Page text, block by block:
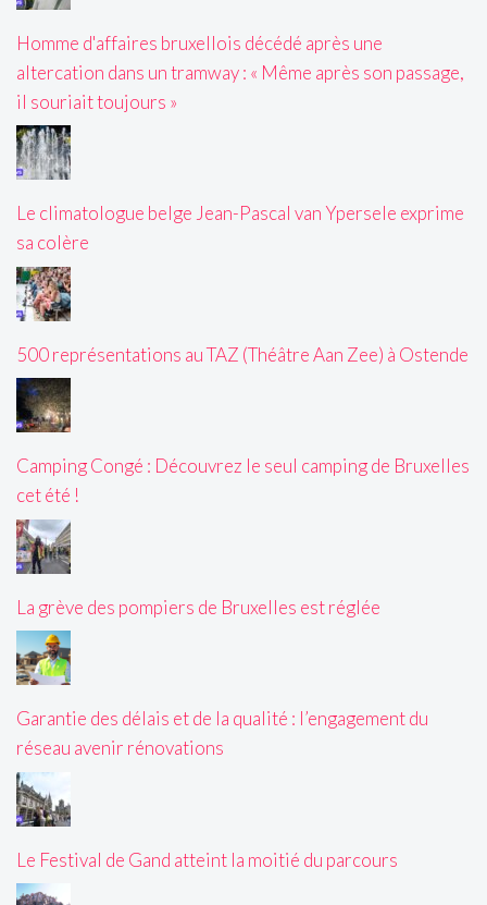
Homme d'affaires bruxellois décédé après une
altercation dans un tramway : « Même après son passage,
il souriait toujours »
Le climatologue belge Jean-Pascal van Ypersele exprime
sa colère
500 représentations au TAZ (Théâtre Aan Zee) à Ostende
Camping Congé : Découvrez le seul camping de Bruxelles
cet été !
La grève des pompiers de Bruxelles est réglée
Garantie des délais et de la qualité : l’engagement du
réseau avenir rénovations
Le Festival de Gand atteint la moitié du parcours